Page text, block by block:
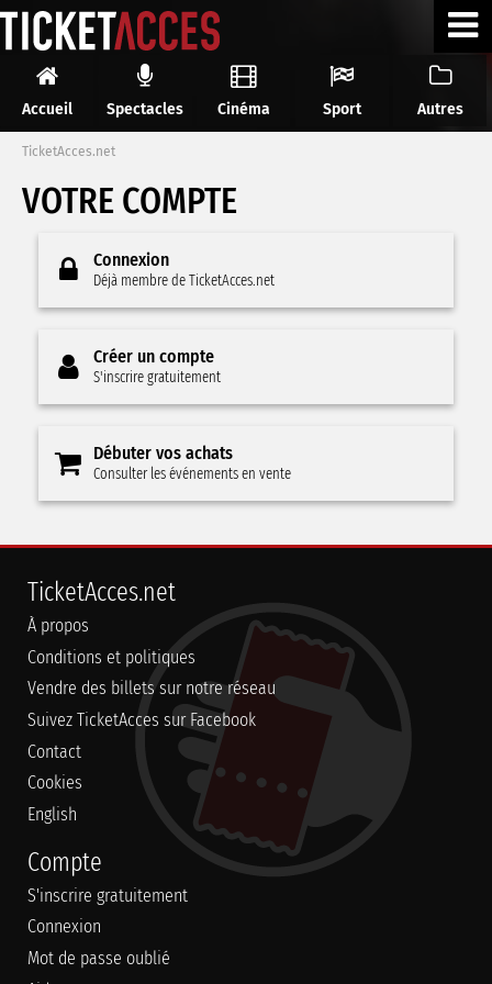
Accueil Spectacles Cinéma Sport Autres
TicketAcces.net
VOTRE COMPTE
Connexion
Déjà membre de TicketAcces.net
Créer un compte
S'inscrire gratuitement
Débuter vos achats
Consulter les événements en vente
TicketAcces.net
À propos
Conditions et politiques
Vendre des billets sur notre réseau
Suivez TicketAcces sur Facebook
Contact
Cookies
English
Compte
S'inscrire gratuitement
Connexion
Mot de passe oublié